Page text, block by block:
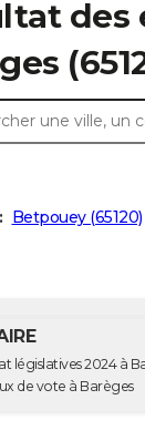
Betpouey (65120)
législatives 2024 à
Bureaux de vote à Barèges